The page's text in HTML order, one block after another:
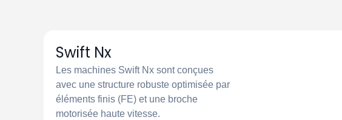
Swift Nx
Les machines Swift Nx sont conçues
avec une structure robuste optimisée par
éléments finis (FE) et une broche
motorisée haute vitesse.